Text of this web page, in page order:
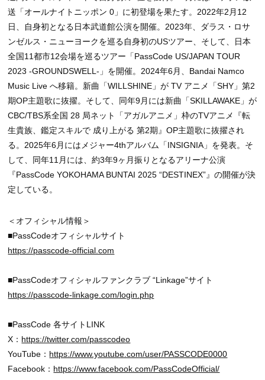
送「オールナイトニッポン 0」に初登場を果たす。2022年2月12
日、自身初となる日本武道館公演を開催。2023年、ダラス・ロサ
ンゼルス・ニューヨークを巡る自身初のUSツアー、そして、日本
全国11都市12会場を巡るツアー「PassCode US/JAPAN TOUR
2023 -GROUNDSWELL-」を開催。2024年6月、Bandai Namco
Music Live へ移籍。新曲「WILLSHINE」が TV アニメ「SHY」第2
期OP主題歌に抜擢。そして、同年9月には新曲「SKILLAWAKE」が
CBC/TBS系全国 28 局ネット「アガルアニメ」枠のTVアニメ『転
生貴族、鑑定スキルで 成り上がる 第2期』OP主題歌に抜擢され
る。2025年6月にはメジャー4thアルバム「INSIGNIA」を発表。そ
して、同年11月には、約3年9ヶ月振りとなるアリーナ公演
『PassCode YOKOHAMA BUNTAI 2025 “DESTINEX”』の開催が決
定している。
＜オフィシャル情報＞
■PassCodeオフィシャルサイト
https://passcode-official.com
■PassCodeオフィシャルファンクラブ “Linkage”サイト
https://passcode-linkage.com/login.php
■PassCode 各サイトLINK
X： https://twitter.com/passcodeo
YouTube： https://www.youtube.com/user/PASSCODE0000
Facebook： https://www.facebook.com/PassCodeOfficial/